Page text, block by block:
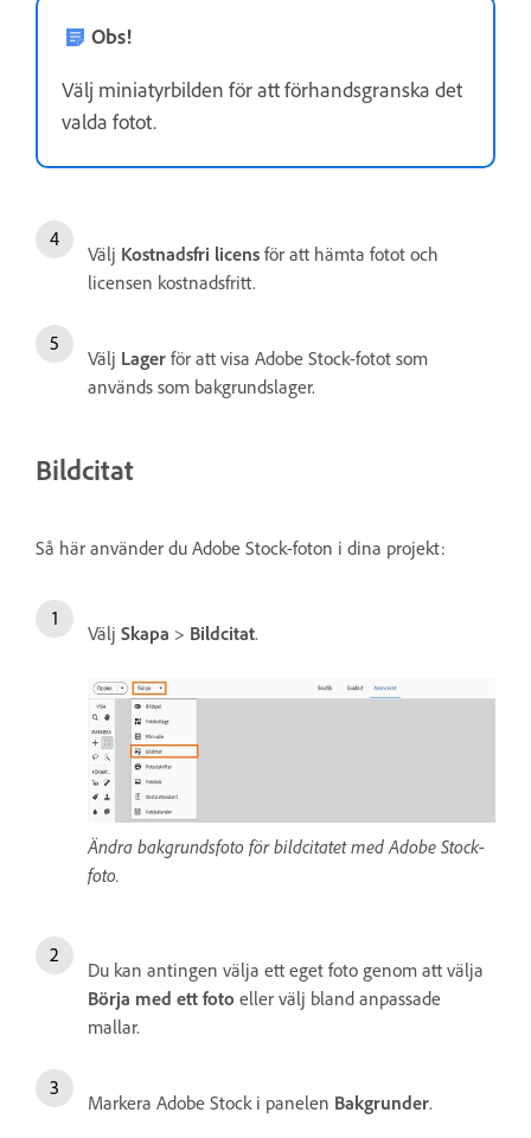
Obs!
Välj miniatyrbilden för att förhandsgranska det
valda fotot.
Välj Kostnadsfri licens för att hämta fotot och
licensen kostnadsfritt.
Välj Lager för att visa Adobe Stock-fotot som
används som bakgrundslager.
Bildcitat
Så här använder du Adobe Stock-foton i dina projekt:
Välj Skapa > Bildcitat.
Ändra bakgrundsfoto för bildcitatet med Adobe Stock-
foto.
Du kan antingen välja ett eget foto genom att välja
Börja med ett foto eller välj bland anpassade
mallar.
Markera Adobe Stock i panelen Bakgrunder.